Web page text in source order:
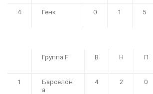
4 Генк 0 1 5
Группа F В Н П
1
Барселон
а
4 2 0